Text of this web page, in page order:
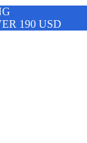
190 USD